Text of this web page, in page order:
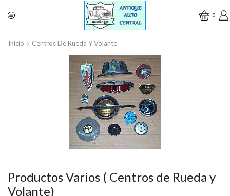
0
Inicio Centros De Rueda Y Volante
Productos Varios ( Centros de Rueda y
Volante)